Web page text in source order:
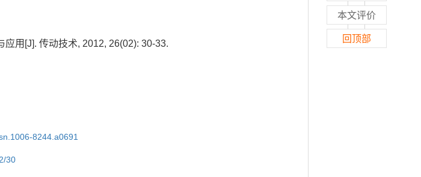
用[J]. 传动技术, 2012, 26(02): 30-33.
8244.a0691
30
本文评价
回顶部